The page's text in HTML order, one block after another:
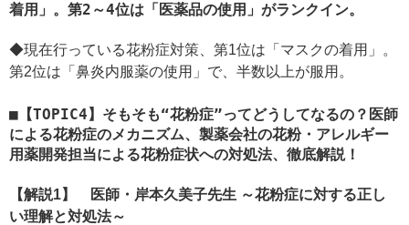
着用」。第2～4位は「医薬品の使用」がランクイン。
◆現在行っている花粉症対策、第1位は「マスクの着用」。
第2位は「鼻炎内服薬の使用」で、半数以上が服用。
【TOPIC4】そもそも“花粉症”ってどうしてなるの？医師
による花粉症のメカニズム、製薬会社の花粉・アレルギー
用薬開発担当による花粉症状への対処法、徹底解説！
【解説1】 医師・岸本久美子先生 ～花粉症に対する正し
い理解と対処法～